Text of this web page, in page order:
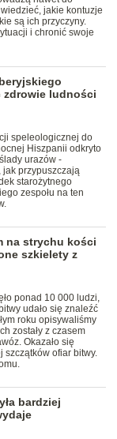
jakie kontuzje
są ich przyczyny.
i chronić swoje
zdrowie ludności
speleologicznej do
Hiszpanii odkryto
urazów -
przypuszczają
starożytnego
zespołu na ten
na strychu kości
szkielety z
ponad 10 000 ludzi,
udało się znaleźć
roku opisywaliśmy
zostały z czasem
Okazało się
szczątków ofiar bitwy.
bardziej